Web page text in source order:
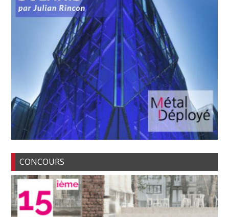
CONCOURS